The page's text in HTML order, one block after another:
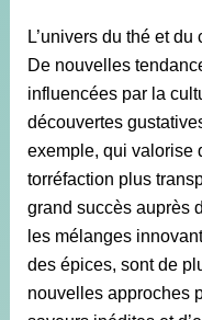
L’univers du thé et
De nouvelles
influencées par la
découvertes
exemple, qui valorise
torréfaction plus
grand succès auprès
les mélanges
des épices, sont de
nouvelles approches